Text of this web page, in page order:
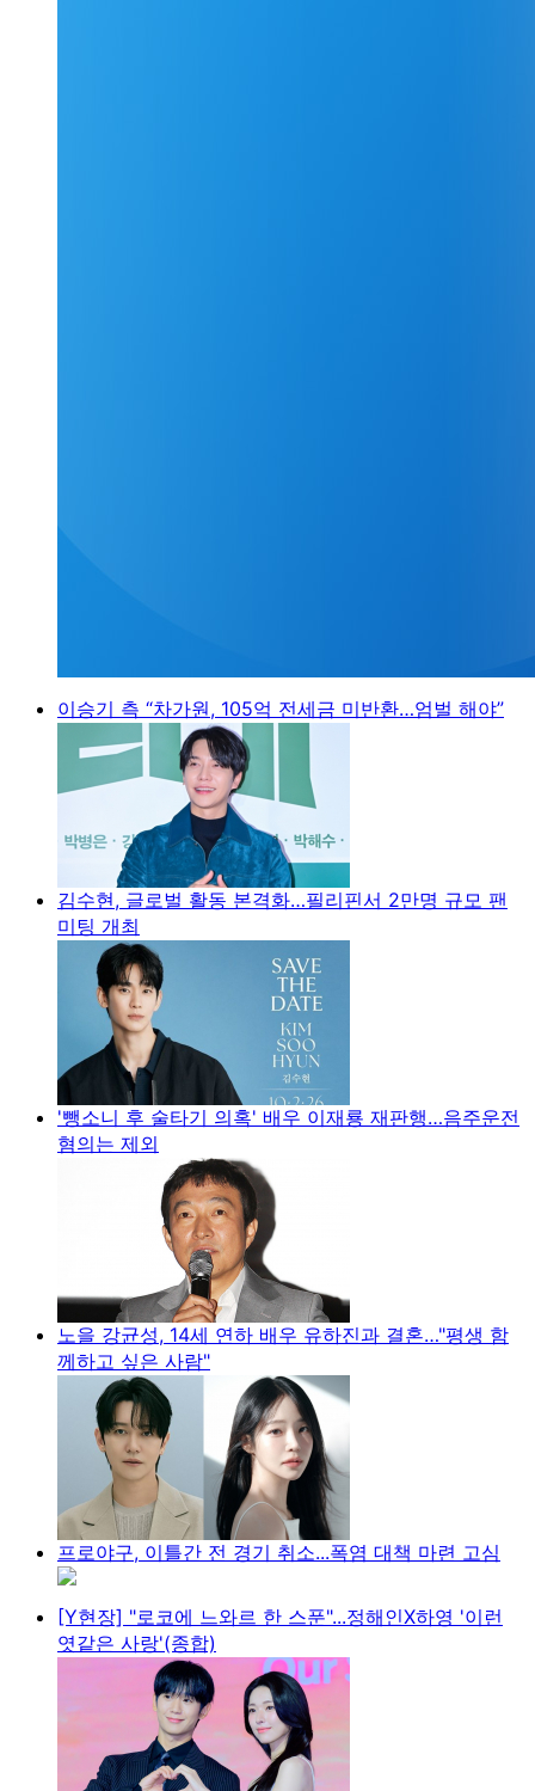
이승기 측 “차가원, 105억 전세금 미반환…엄벌 해야”
김수현, 글로벌 활동 본격화…필리핀서 2만명 규모 팬
미팅 개최
'뺑소니 후 술타기 의혹' 배우 이재룡 재판행…음주운전
혐의는 제외
노을 강균성, 14세 연하 배우 유하진과 결혼…"평생 함
께하고 싶은 사람"
프로야구, 이틀간 전 경기 취소...폭염 대책 마련 고심
[Y현장] "로코에 느와르 한 스푼"...정해인X하영 '이런
엿같은 사랑'(종합)